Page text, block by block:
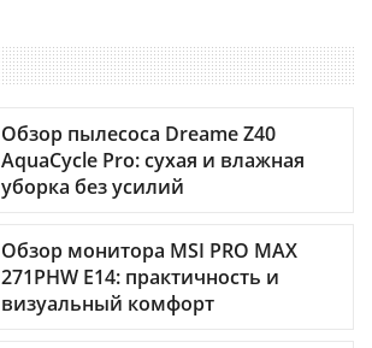
Обзор пылесоса Dreame Z40
AquaCycle Pro: сухая и влажная
уборка без усилий
Обзор монитора MSI PRO MAX
271PHW E14: практичность и
визуальный комфорт